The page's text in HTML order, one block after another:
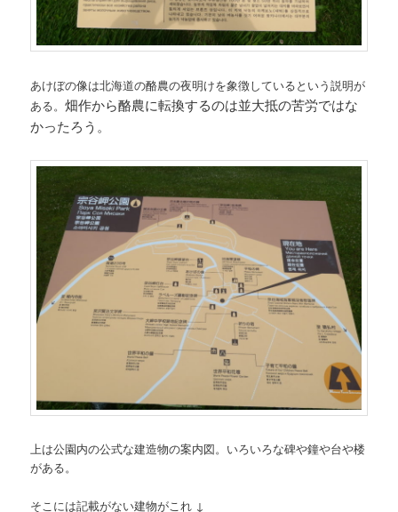
あけぼの像は北海道の酪農の夜明けを象徴しているという説明が
ある。畑作から酪農に転換するのは並大抵の苦労ではな
かったろう。
上は公園内の公式な建造物の案内図。いろいろな碑や鐘や台や楼
がある。
そこには記載がない建物がこれ ↓